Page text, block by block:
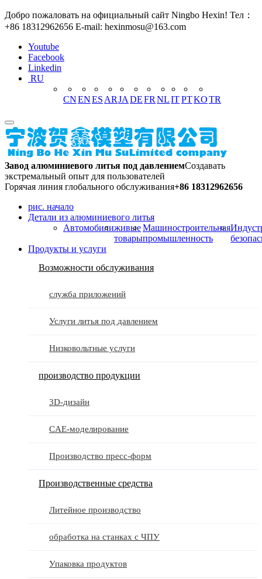
Добро пожаловать на официальный сайт Ningbo Hexin! Тел：
+86 18312962656 E-mail: hexinmosu@163.com
Youtube
Facebook
Linkedin
RU
CNENES ARJA DEFR NLITPTKOTR
Завод алюминиевого литья под давлениемСоздавать
экстремальный опыт для пользователей
Горячая линия глобального обслуживания+86 18312962656
рис. начало
Детали из алюминиевого литья
Автомобилиживые
товары
Машиностроительная
промышленность
Продукты и услуги
Возможности обслуживания
служба приложений
Услуги литья под давлением
Низковольтные услуги
производство продукции
3D-дизайн
CAE-моделирование
Производство пресс-форм
Производственные средства
Литейное производство
обработка на станках с ЧПУ
Упаковка продуктов